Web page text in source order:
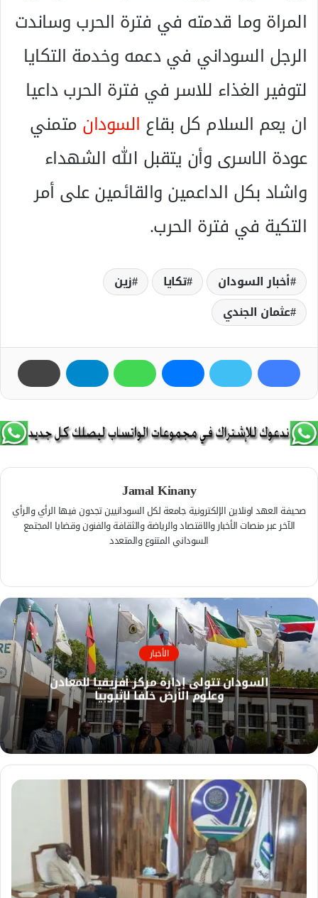
المراة وما قدمته في فترة الحرب وساندت
الرجل السوداني في دعمه وخدمة التكايا
لتوفير الغذاء للاسر في فترة الحرب داعيا
ان يعم السلام كل بقاع السودانمتمني
عودة الاسرى وأن يتقبل الله الشهداء
واشاد بكل الداعمين والقائمين على أمر
التكية في فترة الحرب.
أخبار السودان تكايا
زين
عثمان الجندي
Jamal Kinany
صحيفة العهد اونلاين الإلكترونية جامعة لكل السودانيين تجدون فيها الرأي والرأي
الآخر عبر منصات الأخبار والاقتصاد والرياضة والثقافة والفنون وقضايا المجتمع
السوداني المتنوع والمتعدد
م
و
ق
ع
ا
ل
و
ي
ب
س
و
ك الأخبار
السودان تتولى إدارة مركز أفريقيا للمعادن
وعلوم الأرض خلفا لإثيوبيا